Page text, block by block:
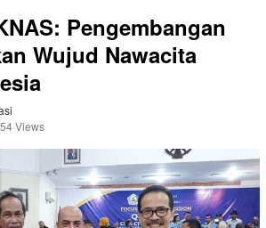
Pengembangan
Wujud Nawacita
Views